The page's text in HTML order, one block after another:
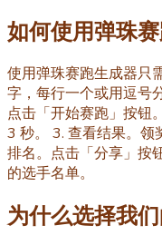
如何使用弹珠
使用弹珠赛跑生成器只
字，每行一个或用逗号
点击「开始赛跑」按
3 秒。 3. 查看结果。领
排名。点击「分享」按
的选手名单。
为什么选择我